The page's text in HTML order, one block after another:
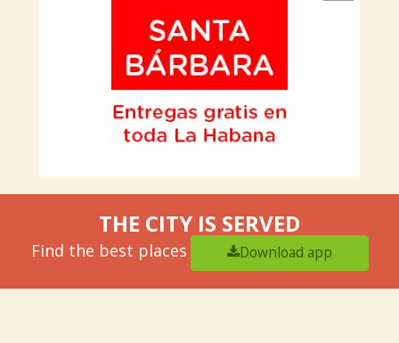
THE CITY IS SERVED
Find the best places Download app